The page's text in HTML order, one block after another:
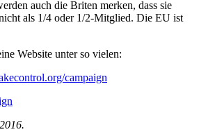
auch die Briten merken, dass sie
als 1/4 oder 1/2-Mitglied. Die EU ist
Website unter so vielen:
campaign